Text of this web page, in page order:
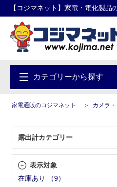
【コジマネット】家電・電化製品
カテゴリーから探す
家電通販のコジマネット カメラ
露出計カテゴリー
表示対象
在庫あり
（9）